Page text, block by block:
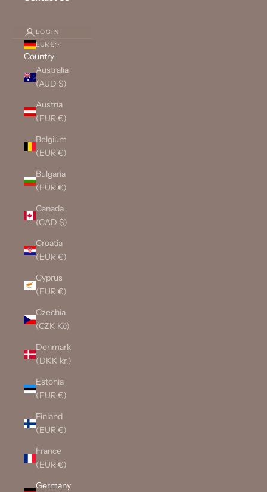
LOGIN
EUR €
Country
Australia
(AUD $)
Austria
(EUR €)
Belgium
(EUR €)
Bulgaria
(EUR €)
Canada
(CAD $)
Croatia
(EUR €)
Cyprus
(EUR €)
Czechia
(CZK Kč)
Denmark
(DKK kr.)
Estonia
(EUR €)
Finland
(EUR €)
France
(EUR €)
Germany